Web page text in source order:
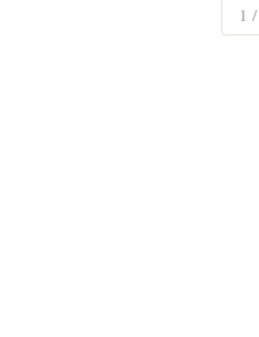
1